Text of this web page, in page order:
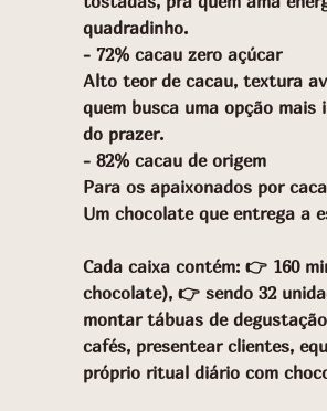
quadradinho.
- 72% cacau zero açúcar
Alto teor de cacau, textura
quem busca uma opção
do prazer.
- 82% cacau de origem
Para os apaixonados por
Um chocolate que entrega a
Cada caixa contém: 👉 160
chocolate), 👉 sendo 32
montar tábuas de
cafés, presentear clientes,
próprio ritual diário com